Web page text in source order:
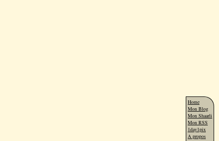
Home
Mon Blog
Mon Shaarli
Mon RSS
1day1pix
A propos